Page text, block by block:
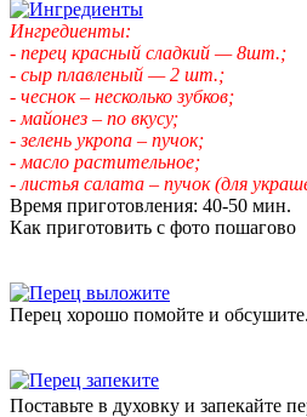
Ингредиенты:
- перец красный сладкий — 8шт.;
- сыр плавленый — 2 шт.;
- чеснок – несколько зубков;
- майонез – по вкусу;
- зелень укропа – пучок;
- масло растительное;
- листья салата – пучок (для
Время приготовления: 40-50 мин.
Как приготовить с фото пошагово
Перец хорошо помойте и
Поставьте в духовку и запекайте